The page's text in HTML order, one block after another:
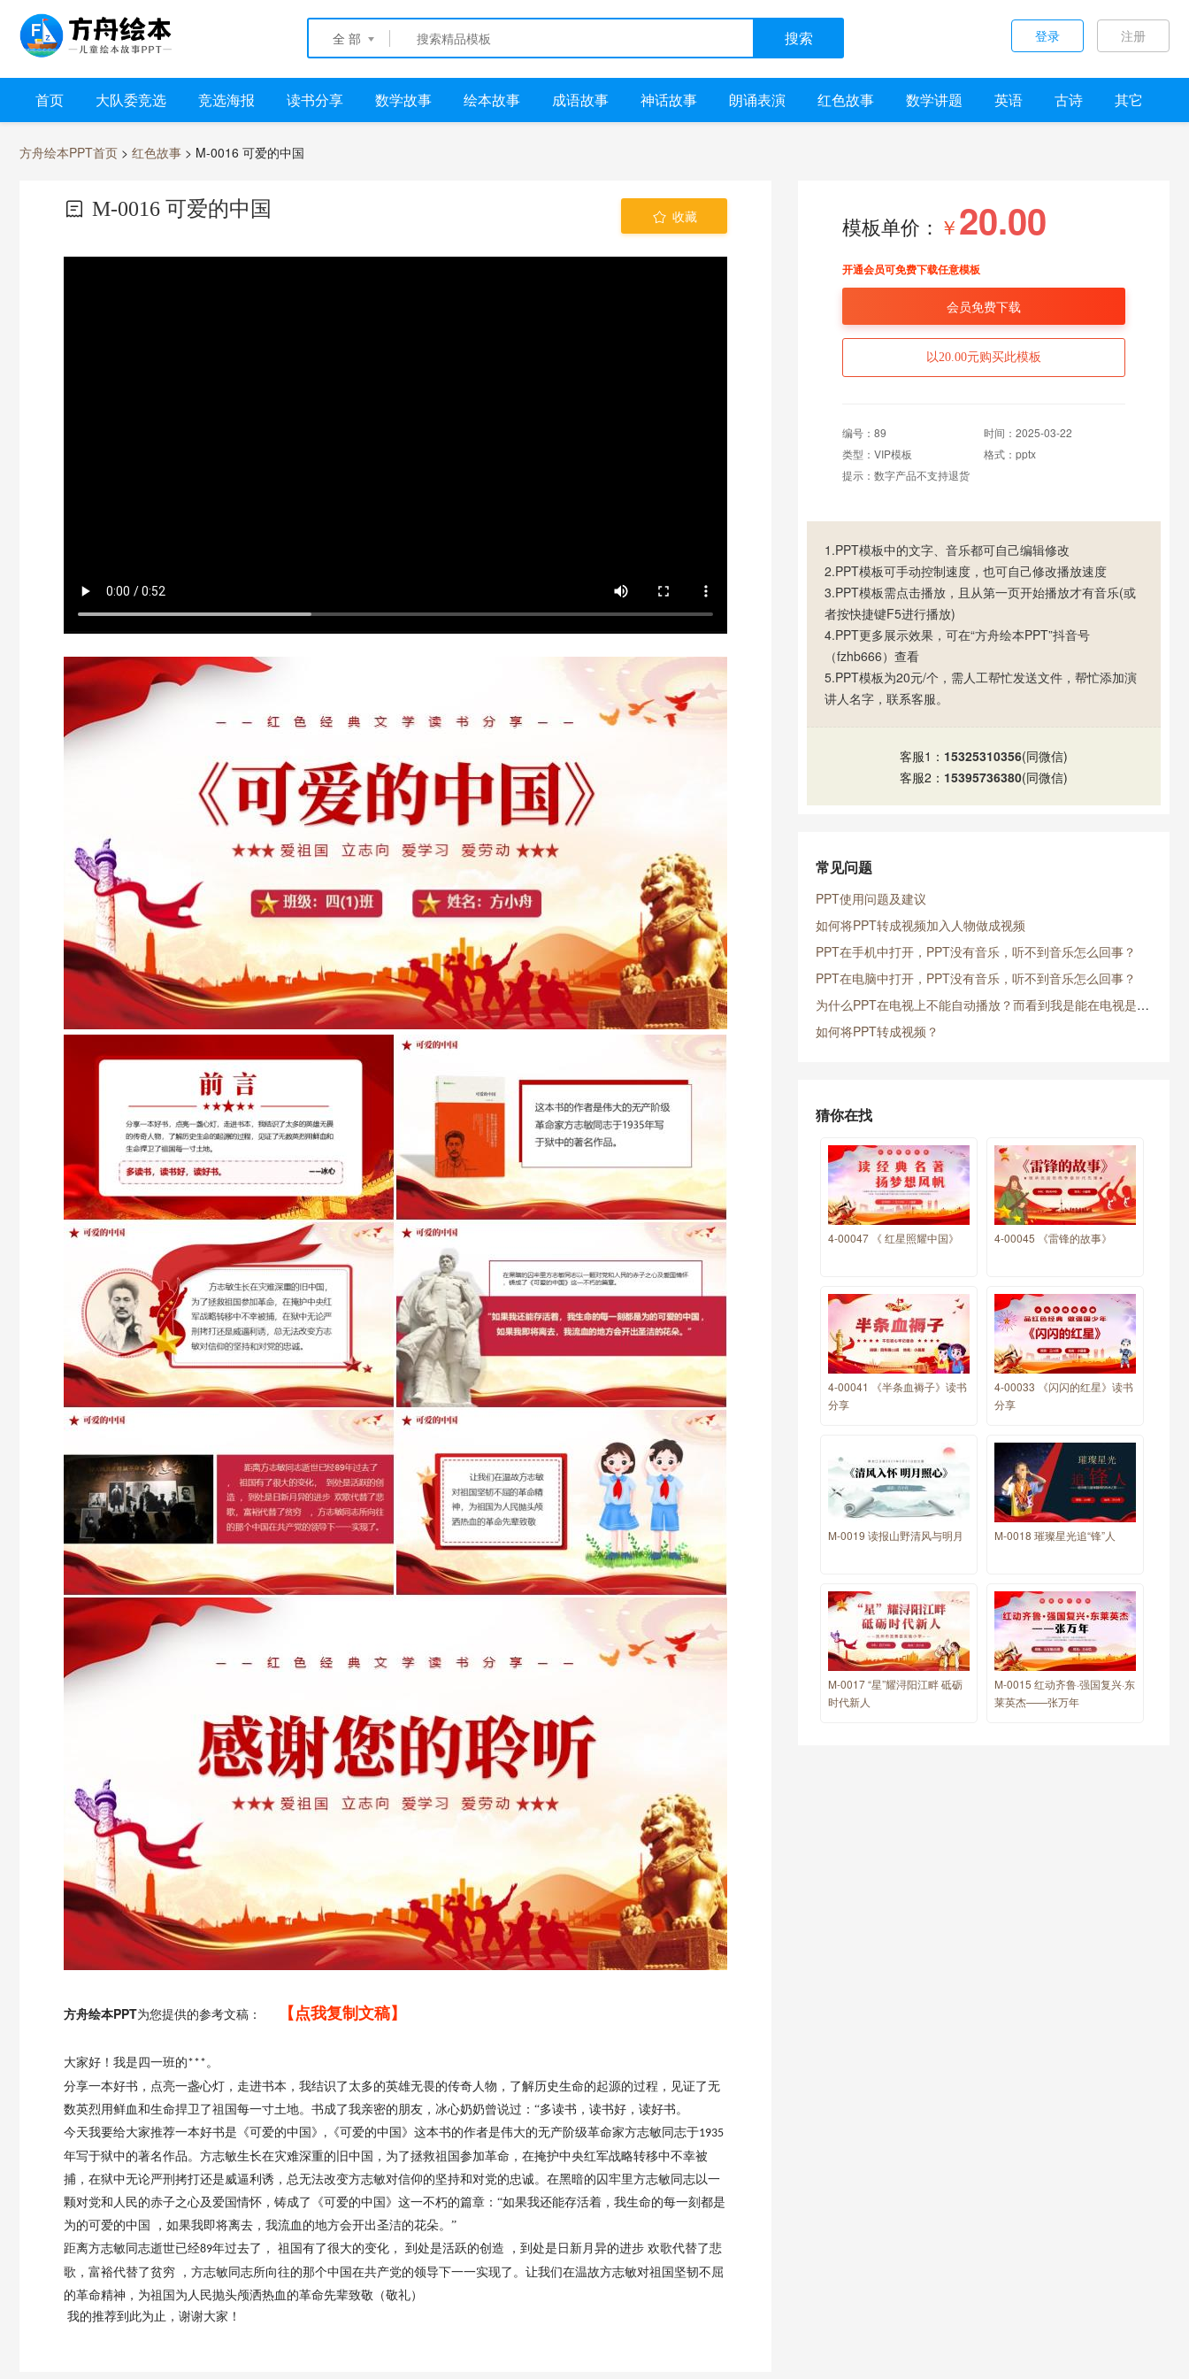
全 部 搜索 注册
登录
首页 大队委竞选 竞选海报 读书分享 数学故事 绘本故事 成语故事 神话故事 朗诵表演 红色故事 数学讲题 英语 古诗 其它
方舟绘本PPT首页 > 红色故事 > M-0016 可爱的中国
M-0016 可爱的中国 收藏
方舟绘本PPT为您提供的参考文稿： 【点我复制文稿】
大家好！我是四一班的***。
分享一本好书，点亮一盏心灯，走进书本，我结识了太多的英雄无畏的传奇人物，了解历史生命的起源的过程，见证了无
数英烈用鲜血和生命捍卫了祖国每一寸土地。书成了我亲密的朋友，冰心奶奶曾说过： “多读书，读书好，读好书。
今天我要给大家推荐一本好书是《可爱的中国》 , 《可爱的中国》这本书的作者是伟大的无产阶级革命家方志敏同志于1935
年写于狱中的著名作品。方志敏生长在灾难深重的旧中国，为了拯救祖国参加革命，在掩护中央红军战略转移中不幸被
捕，在狱中无论严刑拷打还是威逼利诱，总无法改变方志敏对信仰的坚持和对党的忠诚。在黑暗的囚牢里方志敏同志以一
颗对党和人民的赤子之心及爱国情怀，铸成了《可爱的中国》这一不朽的篇章：“如果我还能存活着，我生命的每一刻都是
为的可爱的中国 ，如果我即将离去，我流血的地方会开出圣洁的花朵。”
距离方志敏同志逝世已经89年过去了， 祖国有了很大的变化， 到处是活跃的创造 ，到处是日新月异的进步 欢歌代替了悲
歌，富裕代替了贫穷 ，方志敏同志所向往的那个中国在共产党的领导下一一实现了。让我们在温故方志敏对祖国坚韧不屈
的革命精神，为祖国为人民抛头颅洒热血的革命先辈致敬（敬礼）
我的推荐到此为止，谢谢大家！
模板单价： ￥20.00
开通会员可免费下载任意模板
会员免费下载
以20.00元购买此模板
编号：89
时间：2025-03-22
类型：VIP模板
格式：pptx
提示：数字产品不支持退货
1.PPT模板中的文字、音乐都可自己编辑修改
2.PPT模板可手动控制速度，也可自己修改播放速度
3.PPT模板需点击播放，且从第一页开始播放才有音乐(或
者按快捷键F5进行播放)
4.PPT更多展示效果，可在“方舟绘本PPT”抖音号
（fzhb666）查看
5.PPT模板为20元/个，需人工帮忙发送文件，帮忙添加演
讲人名字，联系客服。
客服1： 15325310356(同微信)
客服2： 15395736380(同微信)
常见问题
PPT使用问题及建议
如何将PPT转成视频加入人物做成视频
PPT在手机中打开，PPT没有音乐，听不到音乐怎么回事？
PPT在电脑中打开，PPT没有音乐，听不到音乐怎么回事？
为什么PPT在电视上不能自动播放？而看到我是能在电视是放映的？
如何将PPT转成视频？
猜你在找
4-00047 《 红星照耀中国》 4-00045 《雷锋的故事》
4-00041 《半条血褥子》读书
分享
4-00033 《闪闪的红星》读书
分享
M-0019 读报山野清风与明月 M-0018 璀璨星光追“锋”人
M-0017 “星”耀浔阳江畔 砥砺
时代新人
M-0015 红动齐鲁·强国复兴·东
莱英杰——张万年